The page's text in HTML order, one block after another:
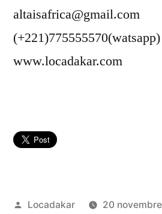
altaisafrica@gmail.com
(+221)775555570(watsapp)
www.locadakar.com
Publié
Locadakar
20